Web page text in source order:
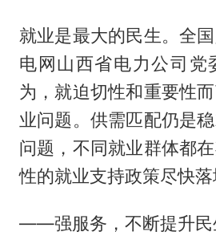
就业是最大的民生。全
电网山西省电力公司党
为，就迫切性和重要性
业问题。供需匹配仍是
问题，不同就业群体都
性的就业支持政策尽快落
——强服务，不断提升民